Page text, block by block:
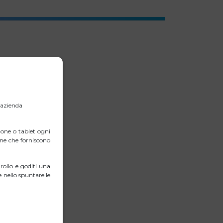
o tablet ogni
che forniscono
e goditi una
nello spuntare le